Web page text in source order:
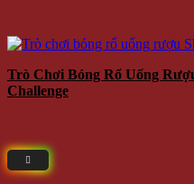
Trò Chơi Bóng Rổ Uống
Challenge